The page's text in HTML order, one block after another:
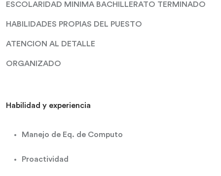
ESCOLARIDAD MINIMA BACHILLERATO TERMINADO
HABILIDADES PROPIAS DEL PUESTO
ATENCION AL DETALLE
ORGANIZADO
Habilidad y experiencia
Manejo de Eq. de Computo
Proactividad